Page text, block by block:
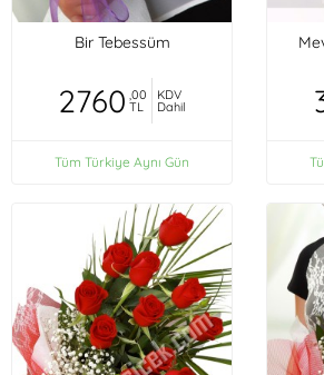
Bir Tebessüm
2760 ,00
TL
KDV
Dahil
Tüm Türkiye Aynı Gün